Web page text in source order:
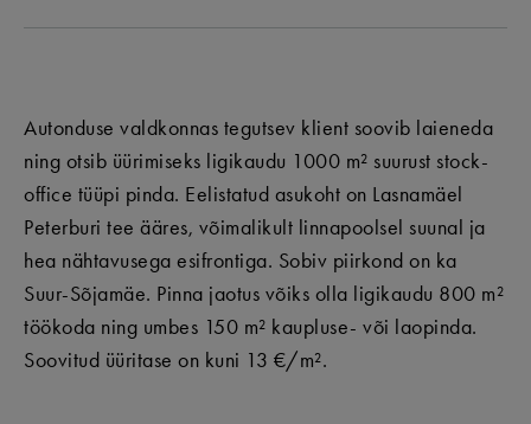
Autonduse valdkonnas tegutsev klient soovib laieneda
ning otsib üürimiseks ligikaudu 1000 m² suurust stock-
office tüüpi pinda. Eelistatud asukoht on Lasnamäel
Peterburi tee ääres, võimalikult linnapoolsel suunal ja
hea nähtavusega esifrontiga. Sobiv piirkond on ka
Suur-Sõjamäe. Pinna jaotus võiks olla ligikaudu 800 m²
töökoda ning umbes 150 m² kaupluse- või laopinda.
Soovitud üüritase on kuni 13 €/m².